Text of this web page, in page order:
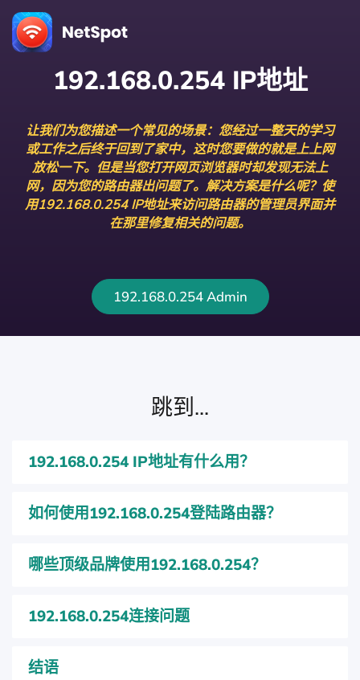
192.168.0.254 IP地址
让我们为您描述一个常见的场景：您经过一整天的学习
或工作之后终于回到了家中，这时您要做的就是上上网
放松一下。但是当您打开网页浏览器时却发现无法上
网，因为您的路由器出问题了。解决方案是什么呢？使
用192.168.0.254 IP地址来访问路由器的管理员界面并
在那里修复相关的问题。
192.168.0.254 Admin
跳到...
192.168.0.254 IP地址有什么用？
如何使用192.168.0.254登陆路由器？
哪些顶级品牌使用192.168.0.254？
192.168.0.254连接问题
结语